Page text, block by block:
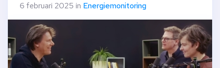
6 februari 2025 in Energiemonitoring